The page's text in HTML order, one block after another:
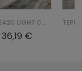
TEPPICH RE42C LIGHT COMO YAT - BEŻOWY
36,19 €